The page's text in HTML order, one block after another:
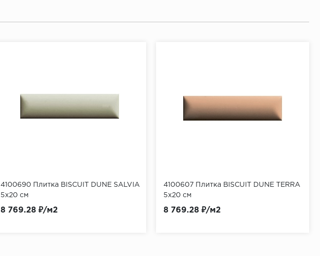
4100690 Плитка BISCUIT DUNE SALVIA
5x20 см
8 769.28 ₽/м2
4100607 Плитка BISCUIT DUNE TERRA
5x20 см
8 769.28 ₽/м2